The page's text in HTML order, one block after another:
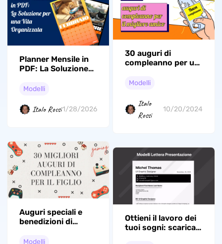
Planner Mensile in
PDF: La Soluzione
Organizzata
Modelli
Italo Rossi1/28/2026
30 auguri di
compleanno per un
Modelli
Italo
Rossi
10/20/2024
Auguri speciali e
benedizioni di
tuo figlio
Modelli
Ottieni il lavoro dei
tuoi sogni: scarica